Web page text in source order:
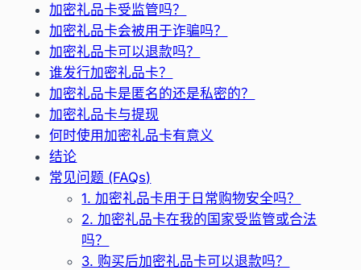
加密礼品卡受监管吗？
加密礼品卡会被用于诈骗吗？
加密礼品卡可以退款吗？
谁发行加密礼品卡？
加密礼品卡是匿名的还是私密的？
加密礼品卡与提现
何时使用加密礼品卡有意义
结论
常见问题 (FAQs)
1. 加密礼品卡用于日常购物安全吗？
2. 加密礼品卡在我的国家受监管或合法
吗？
3. 购买后加密礼品卡可以退款吗？